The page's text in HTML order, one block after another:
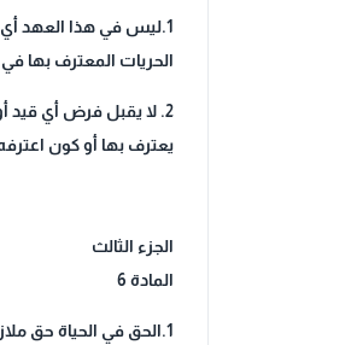
1.ليس في هذا العهد
الحريات المعترف بها
2. لا يقبل فرض أي قيد
يعترف بها أو كون
الجزء الثالث
المادة 6
1.الحق في الحياة حق ملازم لكل إنسان. وعلى القانون أن يحمى هذا الحق. ولا يجوز حرمان أحد من حياته تعسفا.